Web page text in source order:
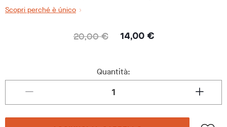
Scopri perché è único
20,00 € 14,00 €
Quantità: